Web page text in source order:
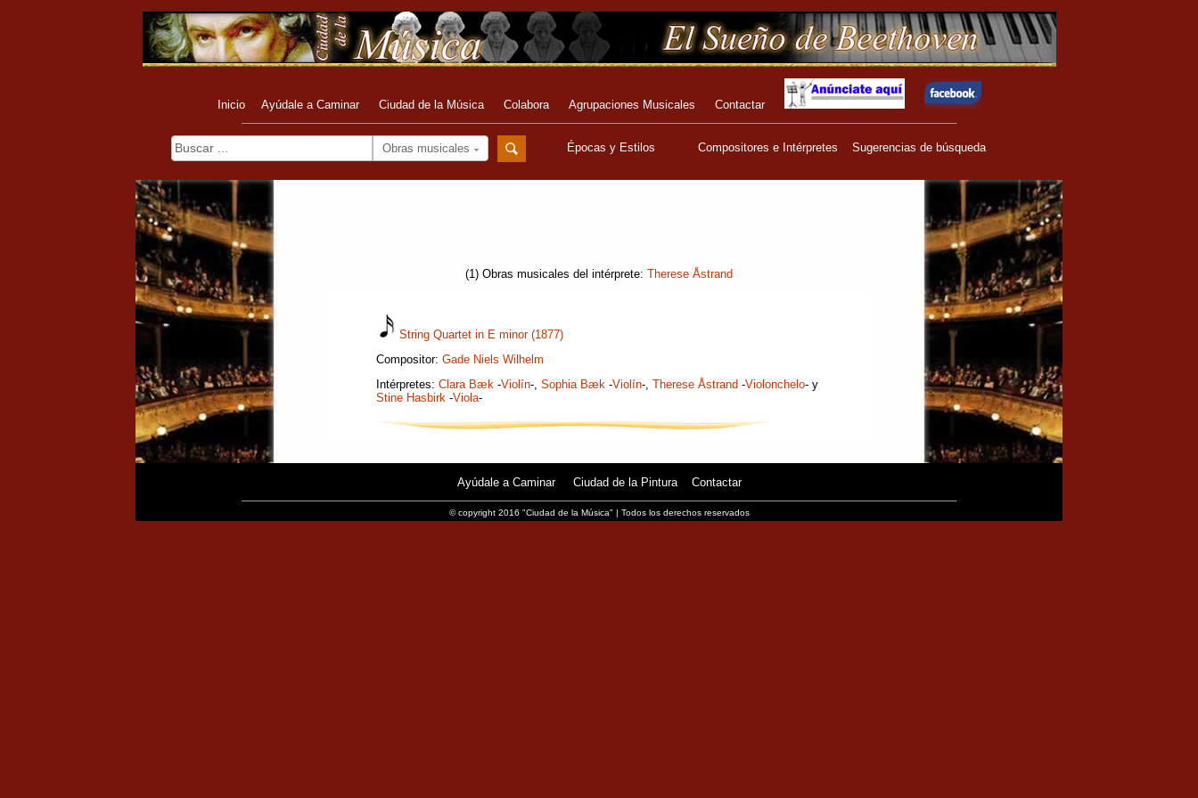
Inicio Ayúdale a Caminar Ciudad de la Música Colabora Agrupaciones Musicales Contactar
Obras musicales Épocas y Estilos Compositores e Intérpretes Sugerencias de búsqueda
(1) Obras musicales del intérprete: Therese Åstrand
String Quartet in E minor (1877)
Compositor: Gade Niels Wilhelm
Intérpretes: Clara Bæk -Violín-, Sophia Bæk -Violín-, Therese Åstrand -Violonchelo- y
Stine Hasbirk -Viola-
Ayúdale a Caminar Ciudad de la Pintura Contactar
© copyright 2016 "Ciudad de la Música" | Todos los derechos reservados